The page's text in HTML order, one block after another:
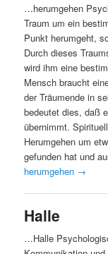
…herumgehen
Traum um ein
Punkt herumgeht,
Durch dieses
wird ihm eine
Mensch braucht
der Träumende in
bedeutet dies, daß
übernimmt.
Herumgehen um
gefunden hat und
herumgehen →
Halle
…Halle